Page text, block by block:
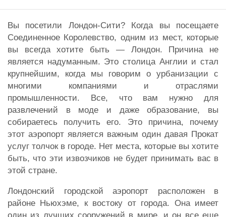
Вы посетили Лондон-Сити? Когда вы посещаете
Соединенное Королевство, одним из мест, которые
вы всегда хотите быть — Лондон. Причина не
является надуманным. Это столица Англии и стал
крупнейшим, когда мы говорим о урбанизации с
многими компаниями и отраслями
промышленности. Все, что вам нужно для
развлечений в моде и даже образование, вы
собираетесь получить его. Это причина, почему
этот аэропорт является важным один давая Прокат
услуг толчок в городе. Нет места, которые вы хотите
быть, что эти извозчиков не будет принимать вас в
этой стране.
Лондонский городской аэропорт расположен в
районе Ньюхэме, к востоку от города. Она имеет
один из лучших сооружений в мире, и он все еще